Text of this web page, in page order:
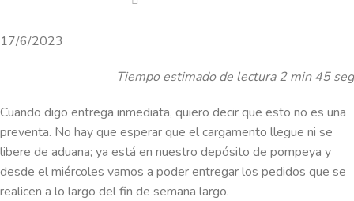
17/6/2023
Tiempo estimado de lectura 2 min 45 seg
Cuando digo entrega inmediata, quiero decir que esto no es una
preventa. No hay que esperar que el cargamento llegue ni se
libere de aduana; ya está en nuestro depósito de pompeya y
desde el miércoles vamos a poder entregar los pedidos que se
realicen a lo largo del fin de semana largo.